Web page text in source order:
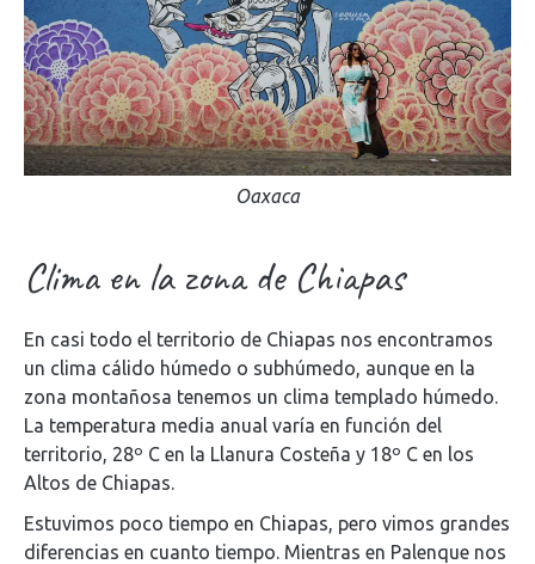
Oaxaca
Clima en la zona de Chiapas
En casi todo el territorio de Chiapas nos encontramos
un clima cálido húmedo o subhúmedo, aunque en la
zona montañosa tenemos un clima templado húmedo.
La temperatura media anual varía en función del
territorio, 28º C en la Llanura Costeña y 18º C en los
Altos de Chiapas.
Estuvimos poco tiempo en Chiapas, pero vimos grandes
diferencias en cuanto tiempo. Mientras en Palenque nos